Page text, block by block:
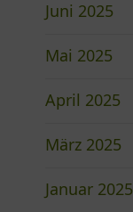
Juni 2025
Mai 2025
April 2025
März 2025
Januar 2025